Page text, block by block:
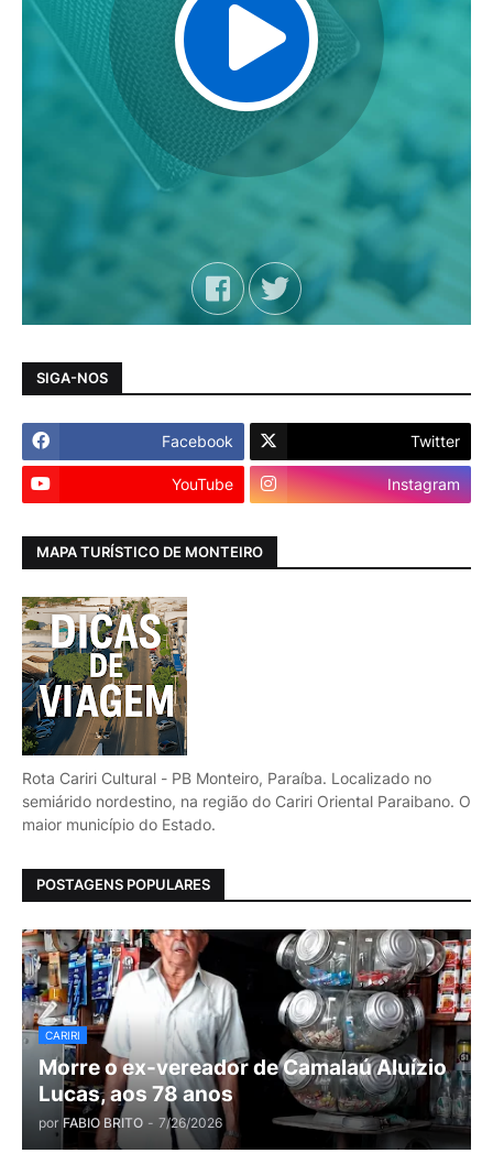
SIGA-NOS
Facebook Twitter
YouTube Instagram
MAPA TURÍSTICO DE MONTEIRO
Rota Cariri Cultural - PB Monteiro, Paraíba. Localizado no
semiárido nordestino, na região do Cariri Oriental Paraibano. O
maior município do Estado.
POSTAGENS POPULARES
CARIRI
Morre o ex-vereador de Camalaú Aluízio
Lucas, aos 78 anos
por FABIO BRITO - 7/26/2026